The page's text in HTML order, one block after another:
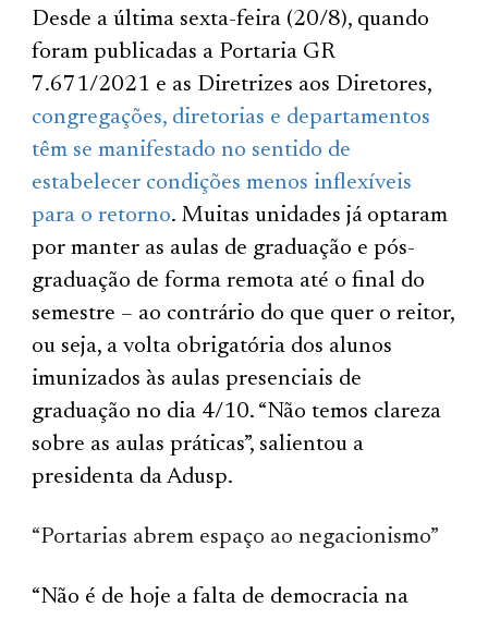
Desde a última sexta-feira (20/8), quando
foram publicadas a Portaria GR
7.671/2021 e as Diretrizes aos Diretores,
congregações, diretorias e departamentos
têm se manifestado no sentido de
estabelecer condições menos inflexíveis
para o retorno. Muitas unidades já optaram
por manter as aulas de graduação e pós-
graduação de forma remota até o final do
semestre – ao contrário do que quer o reitor,
ou seja, a volta obrigatória dos alunos
imunizados às aulas presenciais de
graduação no dia 4/10. “Não temos clareza
sobre as aulas práticas”, salientou a
presidenta da Adusp.
“Portarias abrem espaço ao negacionismo”
“Não é de hoje a falta de democracia na